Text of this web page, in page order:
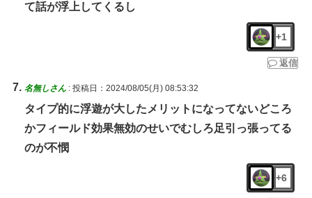
て話が浮上してくるし
+1
返信
名無しさん : 投稿日：2024/08/05(月) 08:53:32
タイプ的に浮遊が大したメリットになってないどころ
かフィールド効果無効のせいでむしろ足引っ張ってる
のが不憫
+6